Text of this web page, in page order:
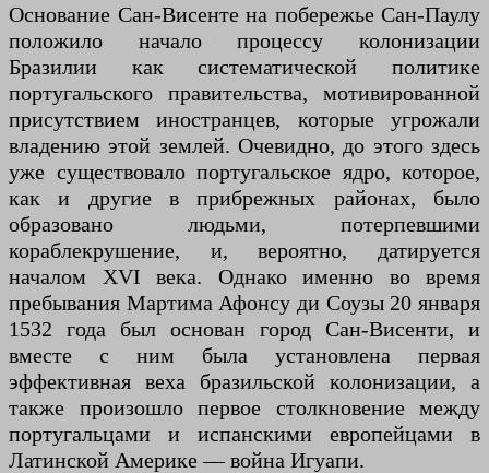
Основание Сан-Висенте на побережье Сан-Паулу
положило начало процессу колонизации
Бразилии как систематической политике
португальского правительства, мотивированной
присутствием иностранцев, которые угрожали
владению этой землей. Очевидно, до этого здесь
уже существовало португальское ядро, которое,
как и другие в прибрежных районах, было
образовано людьми, потерпевшими
кораблекрушение, и, вероятно, датируется
началом XVI века. Однако именно во время
пребывания Мартима Афонсу ди Соузы 20 января
1532 года был основан город Сан-Висенти, и
вместе с ним была установлена ​​первая
эффективная веха бразильской колонизации, а
также произошло первое столкновение между
португальцами и испанскими европейцами в
Латинской Америке — война Игуапи.